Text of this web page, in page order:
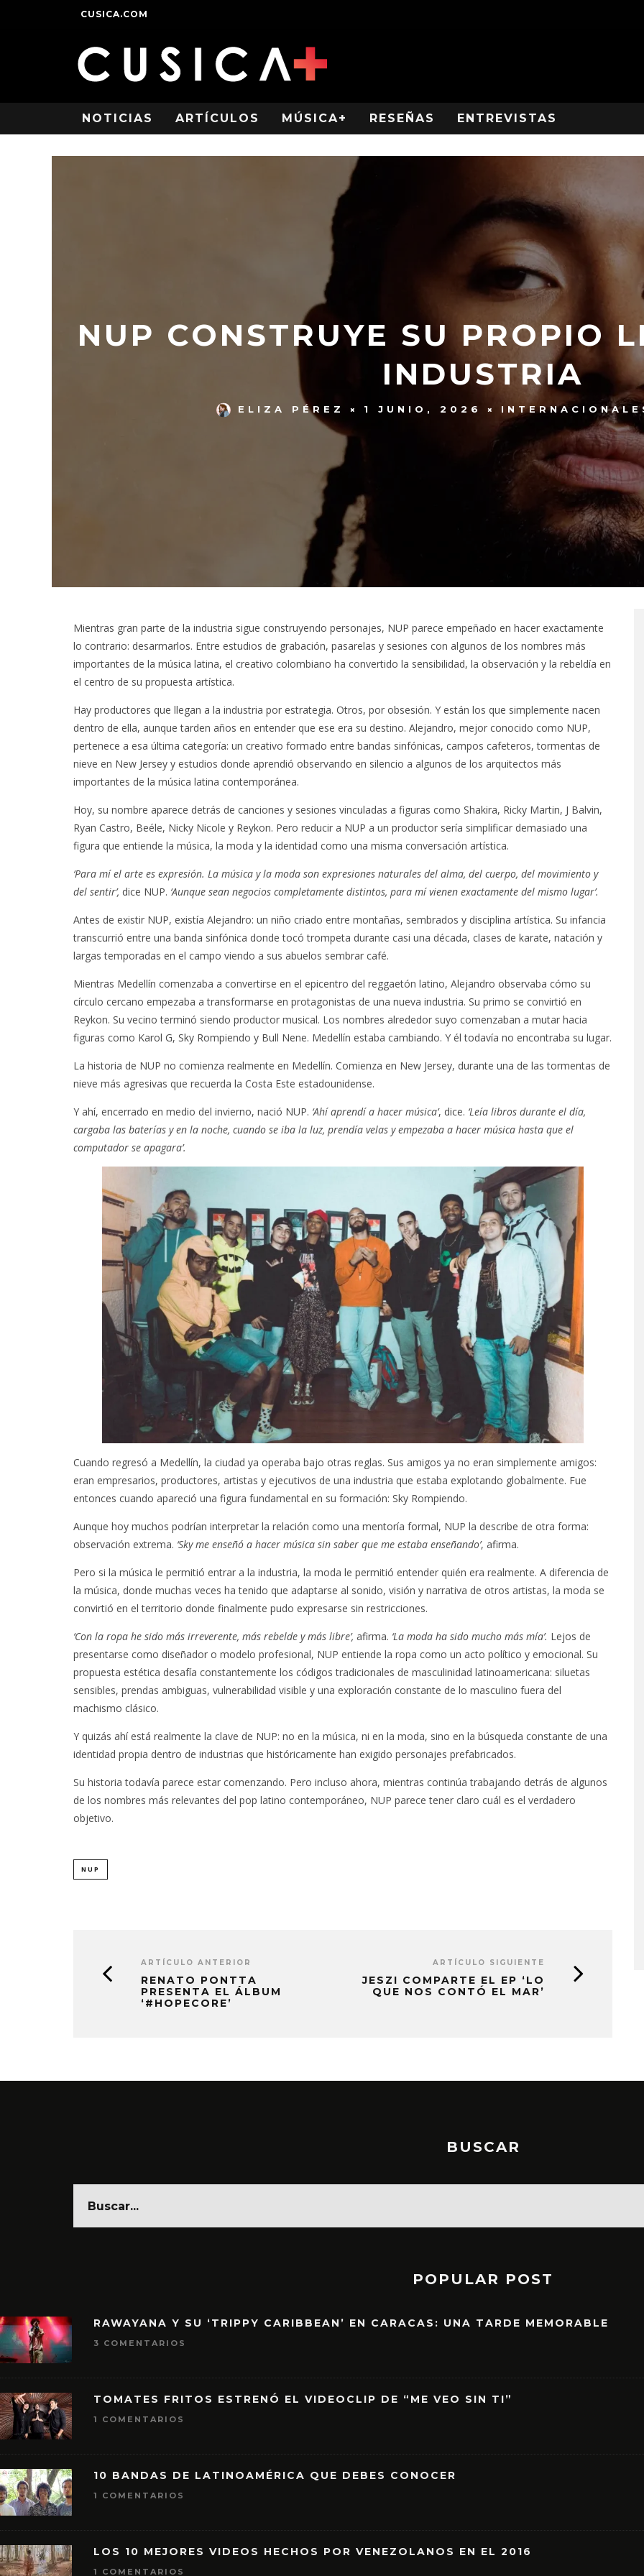
CUSICA.COM
NOTICIAS ARTÍCULOS MÚSICA+ RESEÑAS ENTREVISTAS
NUP CONSTRUYE SU PROPIO
INDUSTRIA
ELIZA PÉREZ 1 JUNIO, 2026
Mientras gran parte de la industria sigue construyendo personajes, NUP parece empeñado en hacer exactamente
lo contrario: desarmarlos. Entre estudios de grabación, pasarelas y sesiones con algunos de los nombres más
importantes de la música latina, el creativo colombiano ha convertido la sensibilidad, la observación y la rebeldía en
el centro de su propuesta artística.
Hay productores que llegan a la industria por estrategia. Otros, por obsesión. Y están los que simplemente nacen
dentro de ella, aunque tarden años en entender que ese era su destino. Alejandro, mejor conocido como NUP,
pertenece a esa última categoría: un creativo formado entre bandas sinfónicas, campos cafeteros, tormentas de
nieve en New Jersey y estudios donde aprendió observando en silencio a algunos de los arquitectos más
importantes de la música latina contemporánea.
Hoy, su nombre aparece detrás de canciones y sesiones vinculadas a figuras como Shakira, Ricky Martin, J Balvin,
Ryan Castro, Beéle, Nicky Nicole y Reykon. Pero reducir a NUP a un productor sería simplificar demasiado una
figura que entiende la música, la moda y la identidad como una misma conversación artística.
‘Para mí el arte es expresión. La música y la moda son expresiones naturales del alma, del cuerpo, del movimiento y
del sentir’, dice NUP. ‘Aunque sean negocios completamente distintos, para mí vienen exactamente del mismo lugar’.
Antes de existir NUP, existía Alejandro: un niño criado entre montañas, sembrados y disciplina artística. Su infancia
transcurrió entre una banda sinfónica donde tocó trompeta durante casi una década, clases de karate, natación y
largas temporadas en el campo viendo a sus abuelos sembrar café.
Mientras Medellín comenzaba a convertirse en el epicentro del reggaetón latino, Alejandro observaba cómo su
círculo cercano empezaba a transformarse en protagonistas de una nueva industria. Su primo se convirtió en
Reykon. Su vecino terminó siendo productor musical. Los nombres alrededor suyo comenzaban a mutar hacia
figuras como Karol G, Sky Rompiendo y Bull Nene. Medellín estaba cambiando. Y él todavía no encontraba su lugar.
La historia de NUP no comienza realmente en Medellín. Comienza en New Jersey, durante una de las tormentas de
nieve más agresivas que recuerda la Costa Este estadounidense.
Y ahí, encerrado en medio del invierno, nació NUP. ‘Ahí aprendí a hacer música’, dice. ‘Leía libros durante el día,
cargaba las baterías y en la noche, cuando se iba la luz, prendía velas y empezaba a hacer música hasta que el
computador se apagara’.
Cuando regresó a Medellín, la ciudad ya operaba bajo otras reglas. Sus amigos ya no eran simplemente amigos:
eran empresarios, productores, artistas y ejecutivos de una industria que estaba explotando globalmente. Fue
entonces cuando apareció una figura fundamental en su formación: Sky Rompiendo.
Aunque hoy muchos podrían interpretar la relación como una mentoría formal, NUP la describe de otra forma:
observación extrema. ‘Sky me enseñó a hacer música sin saber que me estaba enseñando’, afirma.
Pero si la música le permitió entrar a la industria, la moda le permitió entender quién era realmente. A diferencia de
la música, donde muchas veces ha tenido que adaptarse al sonido, visión y narrativa de otros artistas, la moda se
convirtió en el territorio donde finalmente pudo expresarse sin restricciones.
‘Con la ropa he sido más irreverente, más rebelde y más libre’, afirma. ‘La moda ha sido mucho más mía’. Lejos de
presentarse como diseñador o modelo profesional, NUP entiende la ropa como un acto político y emocional. Su
propuesta estética desafía constantemente los códigos tradicionales de masculinidad latinoamericana: siluetas
sensibles, prendas ambiguas, vulnerabilidad visible y una exploración constante de lo masculino fuera del
machismo clásico.
Y quizás ahí está realmente la clave de NUP: no en la música, ni en la moda, sino en la búsqueda constante de una
identidad propia dentro de industrias que históricamente han exigido personajes prefabricados.
Su historia todavía parece estar comenzando. Pero incluso ahora, mientras continúa trabajando detrás de algunos
de los nombres más relevantes del pop latino contemporáneo, NUP parece tener claro cuál es el verdadero
objetivo.
NUP
ARTÍCULO ANTERIOR
RENATO PONTTA
PRESENTA EL ÁLBUM
‘#HOPECORE’
ARTÍCULO SIGUIENTE
JESZI COMPARTE EL EP ‘LO
QUE NOS CONTÓ EL MAR’
EDGAR BAJO EL AGUA ABRE
BUSCAR
POPULAR POST
RAWAYANA Y SU ‘TRIPPY CARIBBEAN’ EN CARACAS: UNA TARDE MEMORABLE
3 COMENTARIOS
TOMATES FRITOS ESTRENÓ EL VIDEOCLIP DE “ME VEO SIN TI”
1 COMENTARIOS
10 BANDAS DE LATINOAMÉRICA QUE DEBES CONOCER
1 COMENTARIOS
LOS 10 MEJORES VIDEOS HECHOS POR VENEZOLANOS EN EL 2016
1 COMENTARIOS